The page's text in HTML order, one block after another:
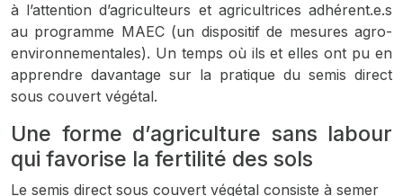
à l’attention d’agriculteurs et agricultrices adhérent.e.s
au programme MAEC (un dispositif de mesures agro-
environnementales). Un temps où ils et elles ont pu en
apprendre davantage sur la pratique du semis direct
sous couvert végétal.
Une forme d’agriculture sans labour
qui favorise la fertilité des sols
Le semis direct sous couvert végétal consiste à semer